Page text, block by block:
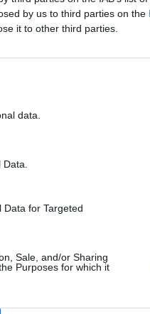
by us to third parties on the
it to other third parties.
data.
for Targeted
Sale, and/or Sharing
Purposes for which it
Article següent
activa un servei de suport
de les pluges torrencials